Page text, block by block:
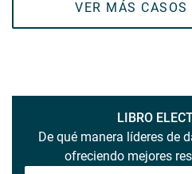
VER MÁS CASOS
LIBRO
De qué manera líderes de
ofreciendo mejores